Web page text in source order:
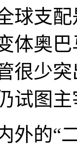
球支
体奥
很少
试图
外的“